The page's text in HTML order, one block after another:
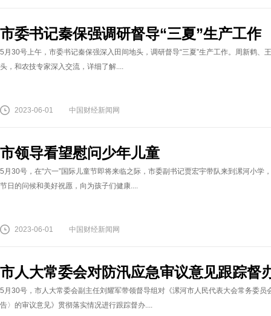
市委书记秦保强调研督导“三夏”生产工作
5月30号上午，市委书记秦保强深入田间地头，调研督导“三夏”生产工作。周新鹤、
头，和农技专家深入交流，详细了解....
2023-06-01 中国财经新闻网
市领导看望慰问少年儿童
5月30号，在“六一”国际儿童节即将来临之际，市委副书记贾宏宇带队来到漯河小学
节日的问候和美好祝愿，向为孩子们健康....
2023-06-01 中国财经新闻网
市人大常委会对防汛应急审议意见跟踪督
5月30号，市人大常委会副主任刘耀军带领督导组对《漯河市人民代表大会常务委
告〉的审议意见》贯彻落实情况进行跟踪督办....